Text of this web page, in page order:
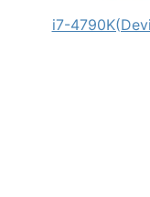
i7-